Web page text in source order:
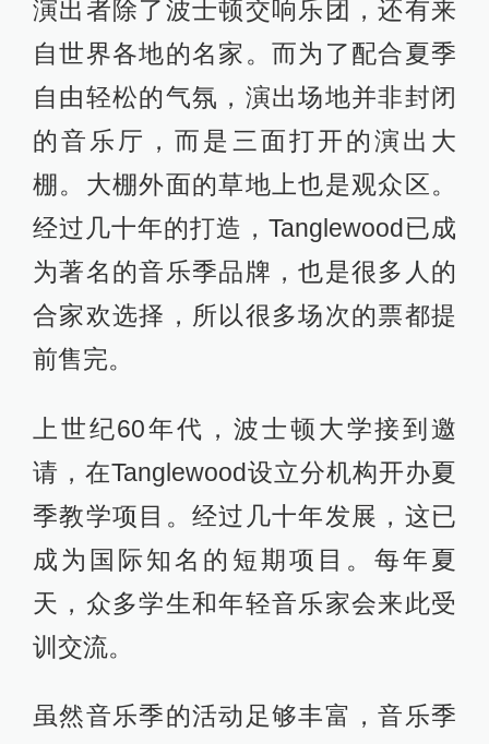
演出者除了波士顿交响乐团，还有来
自世界各地的名家。而为了配合夏季
自由轻松的气氛，演出场地并非封闭
的音乐厅，而是三面打开的演出大
棚。大棚外面的草地上也是观众区。
经过几十年的打造，Tanglewood已成
为著名的音乐季品牌，也是很多人的
合家欢选择，所以很多场次的票都提
前售完。
上世纪60年代，波士顿大学接到邀
请，在Tanglewood设立分机构开办夏
季教学项目。经过几十年发展，这已
成为国际知名的短期项目。每年夏
天，众多学生和年轻音乐家会来此受
训交流。
虽然音乐季的活动足够丰富，音乐季